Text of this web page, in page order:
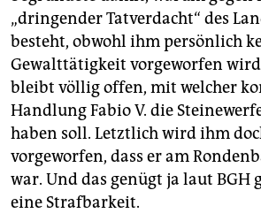
„dringender Tatverdacht“ des
besteht, obwohl ihm persönlich
Gewalttätigkeit vorgeworfen
bleibt völlig offen, mit welcher
Handlung Fabio V. die
haben soll. Letztlich wird ihm
vorgeworfen, dass er am
war. Und das genügt ja laut BGH
eine Strafbarkeit.